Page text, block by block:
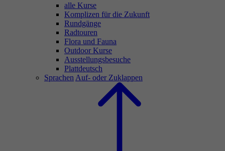
alle Kurse
Komplizen für die Zukunft
Rundgänge
Radtouren
Flora und Fauna
Outdoor Kurse
Ausstellungsbesuche
Plattdeutsch
Sprachen Auf- oder Zuklappen